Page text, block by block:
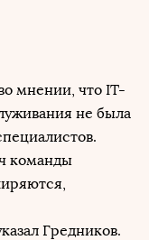
мнении, что IT-
не была
команды
Гредников.